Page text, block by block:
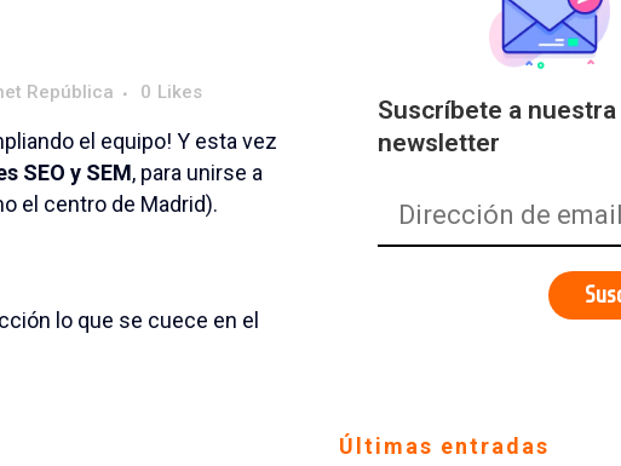
República 0 Likes
el equipo! Y esta vez
SEO y SEM, para unirse a
el centro de Madrid).
lo que se cuece en el
Suscríbete a nuestra
newsletter
Últimas entradas